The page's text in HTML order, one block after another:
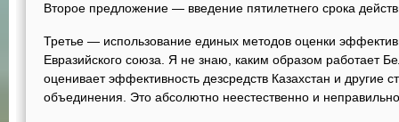
Второе предложение — введение пятилетнего срока
Третье — использование единых методов оценки
Евразийского союза. Я не знаю, каким образом работает
оценивает эффективность дезсредств Казахстан и другие
объединения. Это абсолютно неестественно и